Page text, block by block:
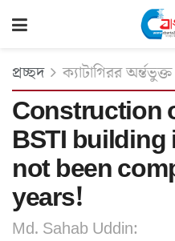
প্রচ্ছদ ক্যাটাগিরর
Construction
BSTI
not been
years!
Md. Sahab Uddin: